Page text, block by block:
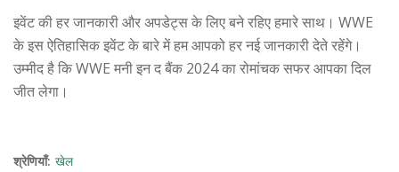
इवेंट की हर जानकारी और अपडेट्स के लिए बने रहिए हमारे साथ। WWE
के इस ऐतिहासिक इवेंट के बारे में हम आपको हर नई जानकारी देते रहेंगे।
उम्मीद है कि WWE मनी इन द बैंक 2024 का रोमांचक सफर आपका दिल
जीत लेगा।
श्रेणियाँ: खेल